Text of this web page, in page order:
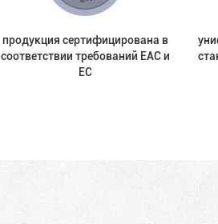
продукция сертифицирована в
соответствии требований EAC и
EC